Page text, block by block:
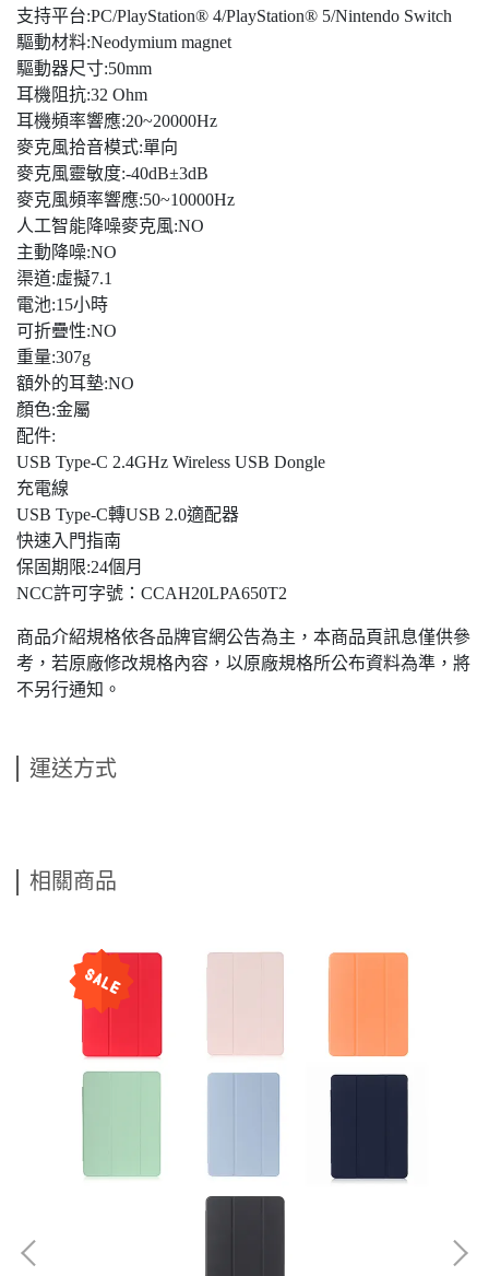
支持平台:PC/PlayStation® 4/PlayStation® 5/Nintendo Switch
驅動材料:Neodymium magnet
驅動器尺寸:50mm
耳機阻抗:32 Ohm
耳機頻率響應:20~20000Hz
麥克風拾音模式:單向
麥克風靈敏度:-40dB±3dB
麥克風頻率響應:50~10000Hz
人工智能降噪麥克風:NO
主動降噪:NO
渠道:虛擬7.1
電池:15小時
可折疊性:NO
重量:307g
額外的耳墊:NO
顏色:金屬
配件:
USB Type-C 2.4GHz Wireless USB Dongle
充電線
USB Type-C轉USB 2.0適配器
快速入門指南
保固期限:24個月
NCC許可字號：CCAH20LPA650T2
商品介紹規格依各品牌官網公告為主，本商品頁訊息僅供參
考，若原廠修改規格內容，以原廠規格所公布資料為準，將
不另行通知。
運送方式
相關商品